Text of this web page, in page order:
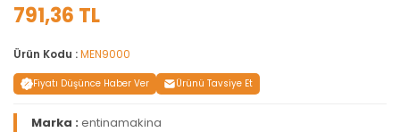
791,36 TL
Ürün Kodu :MEN9000
Fiyatı Düşünce Haber Ver Ürünü Tavsiye Et
Marka :entinamakina